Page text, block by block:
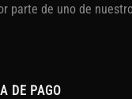
parte de uno de
DE PAGO